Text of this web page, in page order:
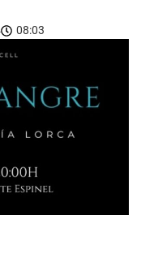
08:03